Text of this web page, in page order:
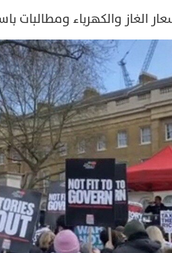
الغاز والكهرباء ومطالبات